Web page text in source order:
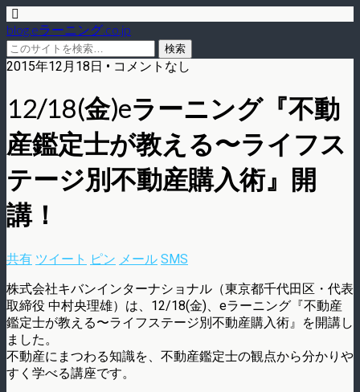
blog.eラーニング.co.jp
2015年12月18日 • コメントなし
12/18(金)eラーニング『不動
産鑑定士が教える〜ライフス
テージ別不動産購入術』開
講！
共有 ツイート ピン メール SMS
株式会社キバンインターナショナル（東京都千代田区・代表
取締役 中村央理雄）は、12/18(金)、eラーニング『不動産
鑑定士が教える〜ライフステージ別不動産購入術』を開講し
ました。
不動産にまつわる知識を、不動産鑑定士の観点から分かりや
すく学べる講座です。